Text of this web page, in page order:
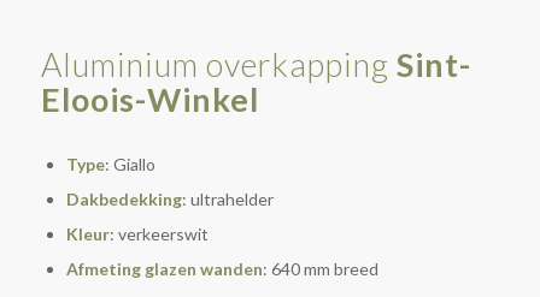
Aluminium overkapping Sint-
Eloois-Winkel
Type: Giallo
Dakbedekking: ultrahelder
Kleur: verkeerswit
Afmeting glazen wanden: 640 mm breed